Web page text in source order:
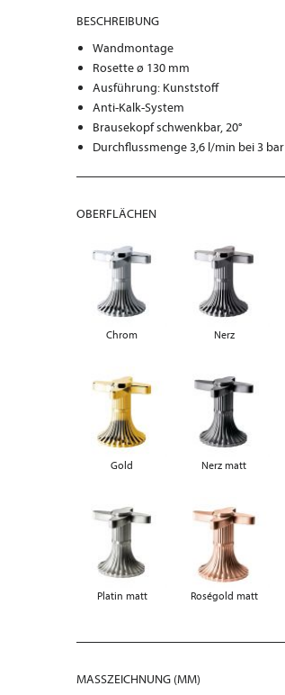
BESCHREIBUNG
Wandmontage
Rosette ø 130 mm
Ausführung: Kunststoff
Anti-Kalk-System
Brausekopf schwenkbar, 20°
Durchflussmenge 3,6 l/min bei 3 bar
OBERFLÄCHEN
Chrom Nerz
Gold Nerz matt
Platin matt Roségold matt
MASSZEICHNUNG (MM)